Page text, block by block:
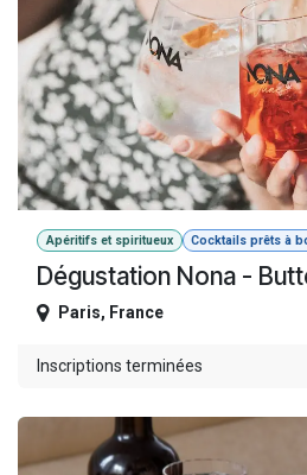
Apéritifs et spiritueux Cocktails prêts à
Dégustation Nona -
Paris, France
Inscriptions terminées